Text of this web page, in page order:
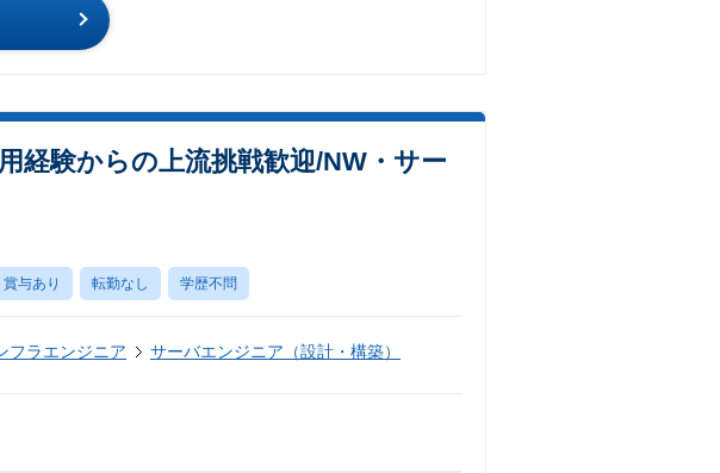
経験からの上流挑戦歓迎/NW・サー
賞与あり 転勤なし 学歴不問
フラエンジニア サーバエンジニア（設計・構築）